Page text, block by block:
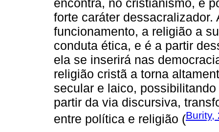
encontra, no cristianismo, e
forte caráter dessacralizador.
funcionamento, a religião a
conduta ética, e é a partir
ela se inserirá nas
religião cristã a torna
secular e laico,
partir da via discursiva,
entre política e religião (Burity,